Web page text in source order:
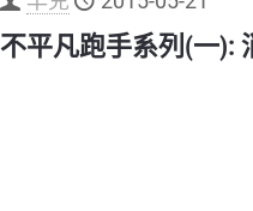
不平凡跑手系列(一):